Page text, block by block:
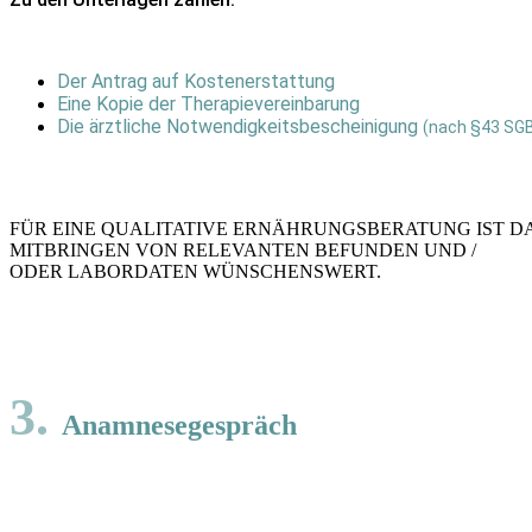
Der Antrag auf Kostenerstattung
Eine Kopie der Therapievereinbarung
Die ärztliche Notwendigkeitsbescheinigung (nach §43
FÜR EINE QUALITATIVE ERNÄHRUNGSBERATUNG IST
MITBRINGEN VON RELEVANTEN BEFUNDEN UND /
ODER LABORDATEN WÜNSCHENSWERT.
3. Anamnese­gespräch